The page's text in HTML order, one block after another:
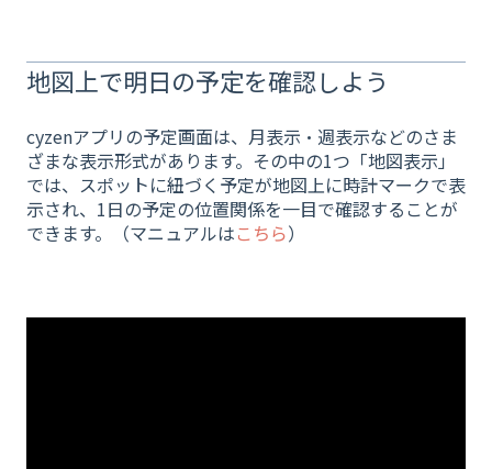
地図上で明日の予定を確認しよう
cyzenアプリの予定画面は、月表示・週表示などのさま
ざまな表示形式があります。その中の1つ「地図表示」
では、スポットに紐づく予定が地図上に時計マークで表
示され、1日の予定の位置関係を一目で確認することが
できます。（マニュアルはこちら）